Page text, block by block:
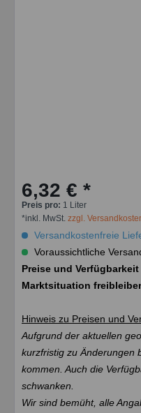
6,32 € *
Preis pro: 1 Liter
*inkl. MwSt. zzgl.
Versandkostenfreie
Voraussichtliche
Preise und
Marktsituation
Hinweis zu Preisen und
Aufgrund der aktuellen
kurzfristig zu Änderungen
kommen. Auch die
schwanken.
Wir sind bemüht, alle